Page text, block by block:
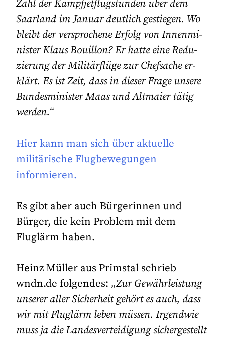
Zahl der Kampf­jet­flug­stun­den über dem
Saar­land im Ja­nu­ar deut­lich ge­stie­gen. Wo
bleibt der ver­spro­che­ne Er­folg von In­nen­mi­
nis­ter Klaus Bouil­lon? Er hat­te ei­ne Re­du­
zie­rung der Mi­litär­flü­ge zur Chef­sa­che er­
klärt. Es ist Zeit, dass in die­ser Fra­ge un­se­re
Bun­des­mi­nis­ter Maas und Alt­mai­er tätig
wer­den.“
Hier kann man sich über aktuelle
militärische Flugbewegungen
informieren.
Es gibt aber auch Bürgerinnen und
Bürger, die kein Problem mit dem
Fluglärm haben.
Heinz Müller aus Primstal schrieb
wndn.de folgendes: „Zur Gewährleistung
unserer aller Sicherheit gehört es auch, dass
wir mit Fluglärm leben müssen. Irgendwie
muss ja die Landesverteidigung sichergestellt